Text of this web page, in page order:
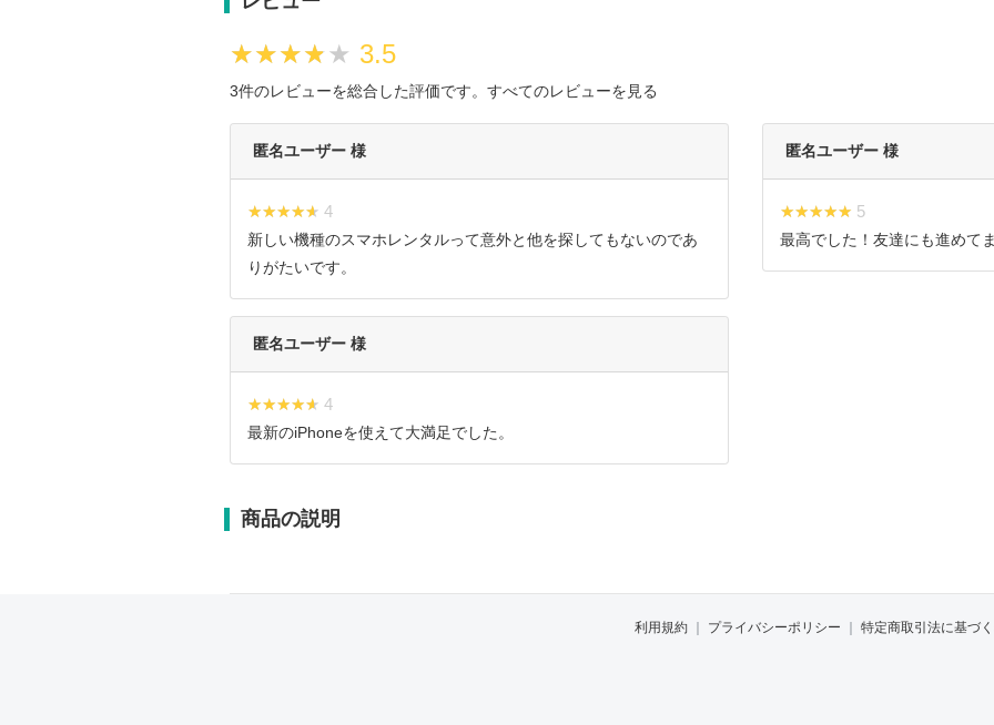
★★★★★
★★★★★ 3.5
3件のレビューを総合した評価です。 すべてのレビューを見る
匿名ユーザー 様
★★★★★
★★★★★ 4
新しい機種のスマホレンタルって意外と他を探してもないのであ
りがたいです。
匿名ユーザー 様
★★★★★
★★★★★ 5
最高でした！友達にも進めて
匿名ユーザー 様
★★★★★
★★★★★ 4
最新のiPhoneを使えて大満足でした。
商品の説明
利用規約 プライバシーポリシー 特定商取引法に基づ